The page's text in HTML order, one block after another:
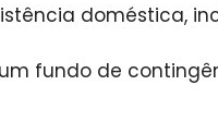
doméstica,
fundo de